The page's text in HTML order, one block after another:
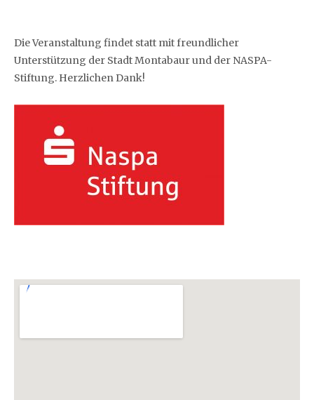
Die Veranstaltung findet statt mit freundlicher
Unterstützung der Stadt Montabaur und der NASPA-
Stiftung. Herzlichen Dank!
Venue Details